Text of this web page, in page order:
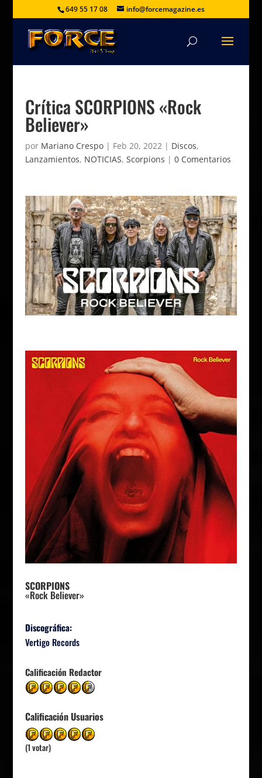
649 55 17 08 info@forcemagazine.es
Crítica SCORPIONS «Rock
Believer»
por Mariano Crespo| Feb 20, 2022| Discos,
Lanzamientos, NOTICIAS, Scorpions | 0 Comentarios
SCORPIONS
«Rock Believer»
Discográfica:
Vertigo Records
Calificación Redactor
Calificación Usuarios
(1 votar)